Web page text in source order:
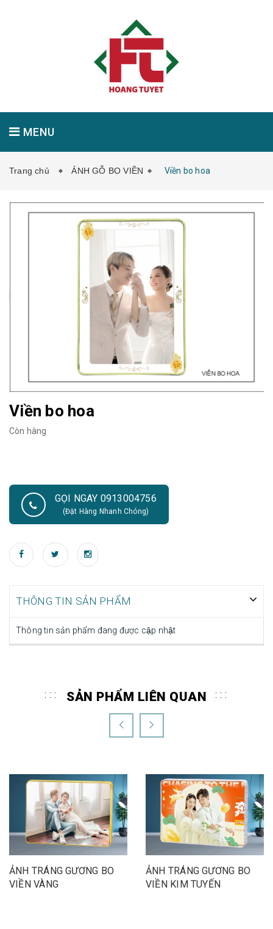
MENU
Trang chủ ẢNH GỖ BO VIỀN Viền bo hoa
Viền bo hoa
Còn hàng
GỌI NGAY 0913004756
(Đặt Hàng Nhanh Chóng)
THÔNG TIN SẢN PHẨM
Thông tin sản phẩm đang được cập nhật
SẢN PHẨM LIÊN QUAN
ẢNH TRÁNG GƯƠNG BO
VIỀN VÀNG
ẢNH TRÁNG GƯƠNG BO
VIỀN KIM TUYẾN